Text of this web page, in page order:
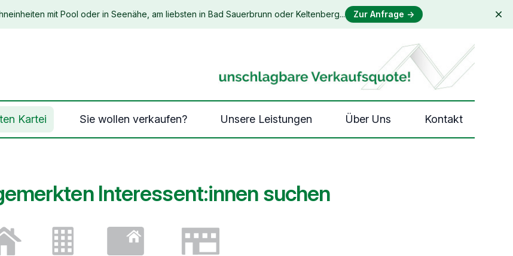
mit Pool oder in Seenähe, am liebsten in Bad Sauerbrunn oder Keltenberg... Zur Anfrage →
Kartei Sie wollen verkaufen? Unsere Leistungen Über Uns Kontakt
Interessent:innen suchen